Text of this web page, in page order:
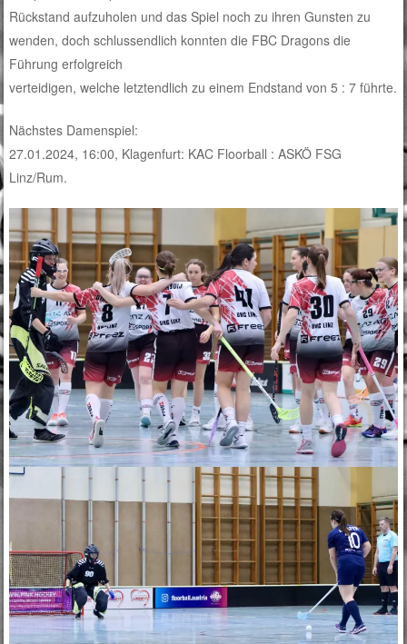
Rückstand aufzuholen und das Spiel noch zu ihren Gunsten zu
wenden, doch schlussendlich konnten die FBC Dragons die
Führung erfolgreich
verteidigen, welche letztendlich zu einem Endstand von 5 : 7 führte.
Nächstes Damenspiel:
27.01.2024, 16:00, Klagenfurt: KAC Floorball : ASKÖ FSG
Linz/Rum.